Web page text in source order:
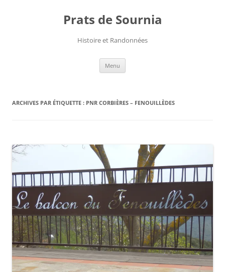
Prats de Sournia
Histoire et Randonnées
Menu
ARCHIVES PAR ÉTIQUETTE : PNR CORBIÈRES – FENOUILLÈDES